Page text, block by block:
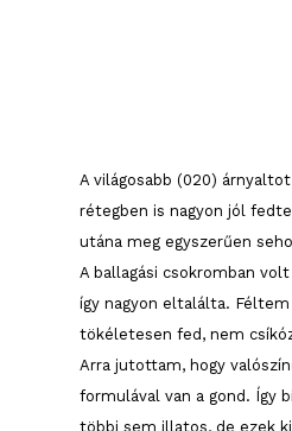
A világosabb (020)
rétegben is nagyon jól
utána meg egyszerűen
A ballagási csokromban
így nagyon eltalálta.
tökéletesen fed, nem
Arra jutottam, hogy
formulával van a gond. Így
többi sem illatos, de ezek